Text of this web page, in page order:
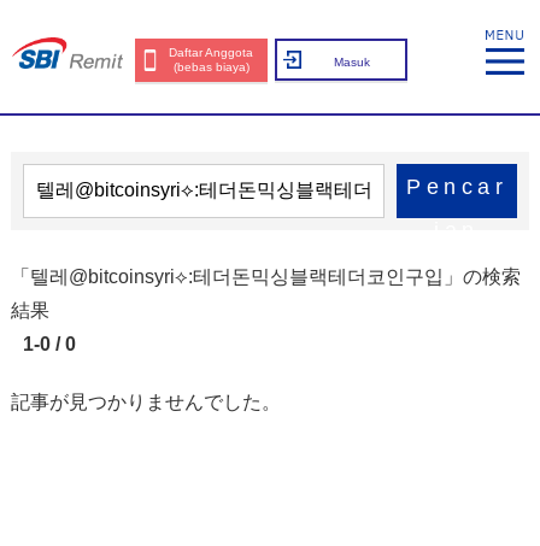
Daftar Anggota
(bebas biaya)
Masuk
Pencar
「텔레@bitcoinsyri⟡:테더돈믹싱블랙테더코인구입」の検索
結果
1-0 / 0
記事が見つかりませんでした。